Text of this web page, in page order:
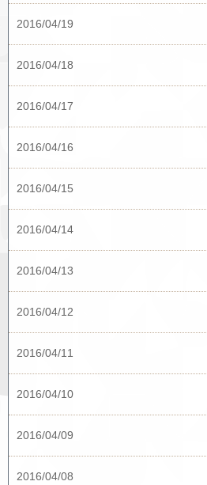
2016/04/19
2016/04/18
2016/04/17
2016/04/16
2016/04/15
2016/04/14
2016/04/13
2016/04/12
2016/04/11
2016/04/10
2016/04/09
2016/04/08